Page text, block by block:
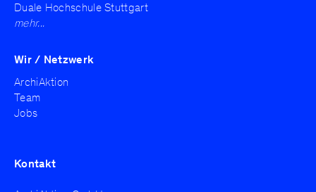
Duale Hochschule Stuttgart
mehr...
Wir / Netzwerk
ArchiAktion
Team
Jobs
Kontakt